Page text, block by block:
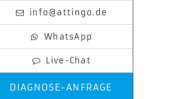
info@attingo.de
WhatsApp
Live-Chat
DIAGNOSE-ANFRAGE